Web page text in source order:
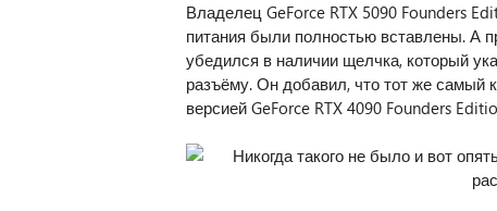
Владелец GeForce RTX 5090 Founders
питания были полностью вставлены. А
убедился в наличии щелчка, который
разъёму. Он добавил, что тот же самый
версией GeForce RTX 4090 Founders